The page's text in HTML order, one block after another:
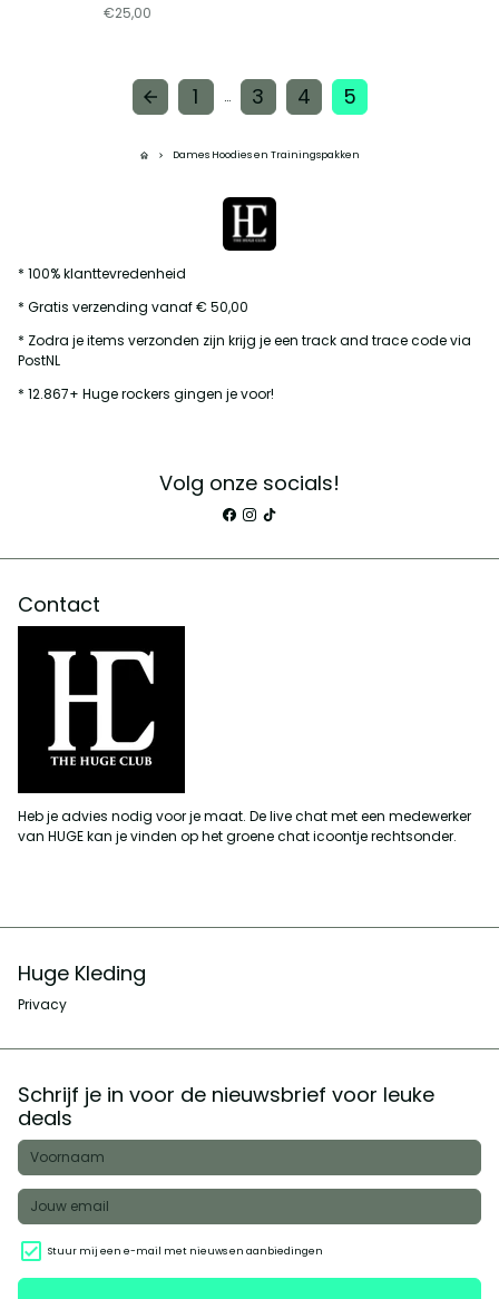
€25,00
arrow_back 1 … 3 4 5
home keyboard_arrow_right Dames Hoodies en Trainingspakken
* 100% klanttevredenheid
* Gratis verzending vanaf € 50,00
* Zodra je items verzonden zijn krijg je een track and trace code via
PostNL
* 12.867+ Huge rockers gingen je voor!
Volg onze socials!
Contact
Heb je advies nodig voor je maat. De live chat met een medewerker
van HUGE kan je vinden op het groene chat icoontje rechtsonder.
Huge Kleding
Privacy
Schrijf je in voor de nieuwsbrief voor leuke
deals
Stuur mij een e-mail met nieuws en aanbiedingen